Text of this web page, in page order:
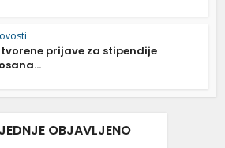
prijave za stipendije
OBJAVLJENO